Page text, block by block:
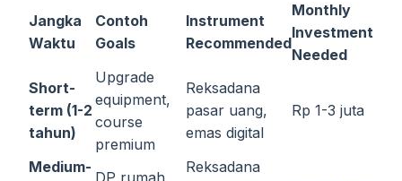
Jangka
Waktu
Contoh
Goals
Instrument
Recommended
Monthly
Investment
Needed
Short-
term (1-2
tahun)
Upgrade
equipment,
course
premium
Reksadana
pasar uang,
emas digital
Rp 1-3 juta
Medium-
Reksadana